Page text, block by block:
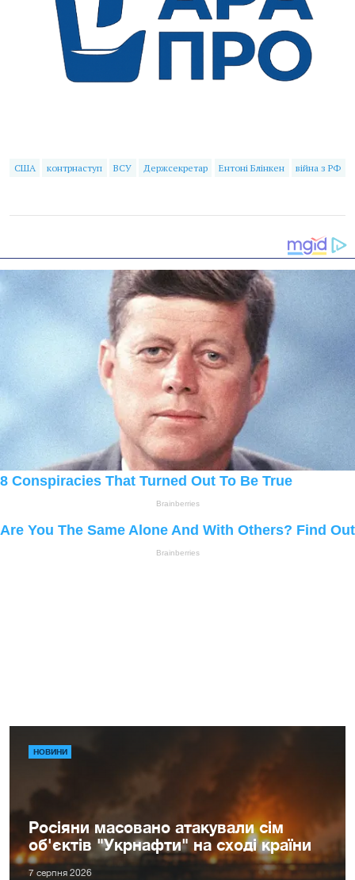
США контрнаступ ВСУ Держсекретар Ентоні Блінкен війна з РФ
НОВИНИ
Росіяни масовано атакували сім
об'єктів "Укрнафти" на сході країни
7 серпня 2026